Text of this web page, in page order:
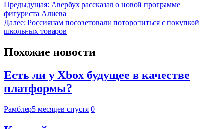
Предыдущая: Авербух рассказал о новой программе
фигуриста Алиева
Далее: Россиянам посоветовали поторопиться с покупкой
школьных товаров
Похожие новости
Есть ли у Xbox будущее в качестве
платформы?
Рамблер5 месяцев спустя 0